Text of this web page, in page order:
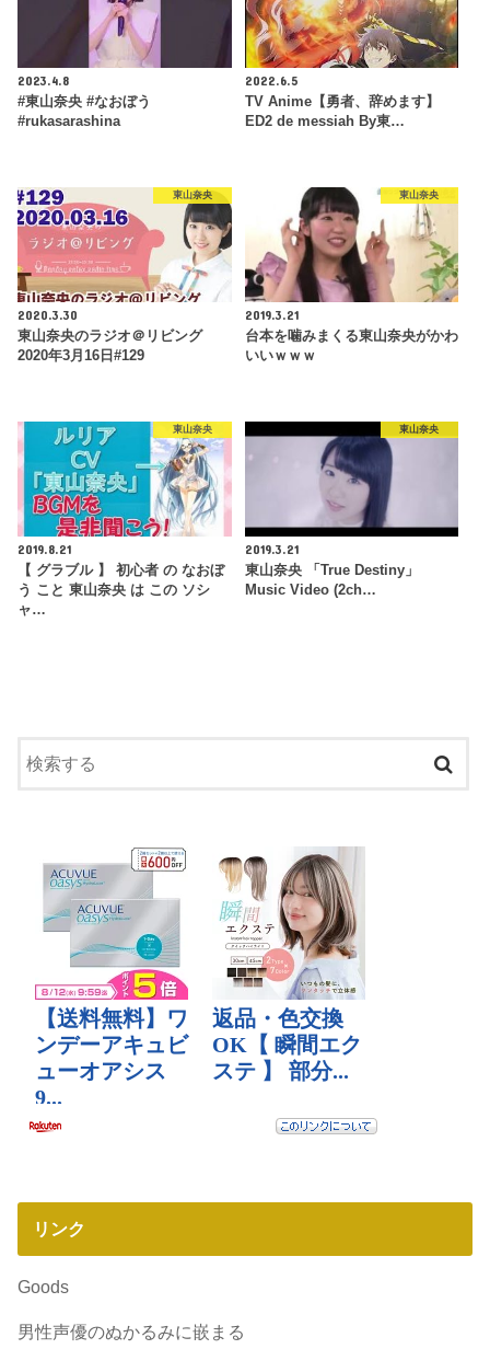
2023.4.8
#東山奈央 #なおぼう
#rukasarashina
2022.6.5
TV Anime【勇者、辞めます】
ED2 de messiah By東…
東山奈央
2020.3.30
東山奈央のラジオ＠リビング
2020年3月16日#129
東山奈央
2019.3.21
台本を噛みまくる東山奈央がかわ
いいｗｗｗ
東山奈央
2019.8.21
【 グラブル 】 初心者 の なおぼ
う こと 東山奈央 は この ソシ
ャ…
東山奈央
2019.3.21
東山奈央 「True Destiny」
Music Video (2ch…
リンク
Goods
男性声優のぬかるみに嵌まる